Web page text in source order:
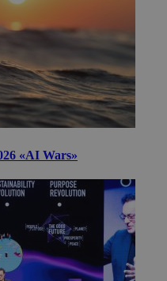
«AI Wars»